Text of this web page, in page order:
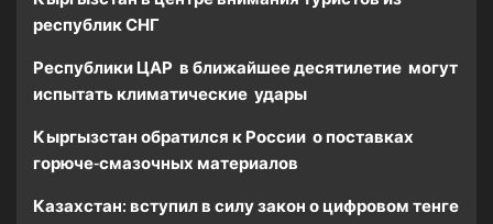
республик СНГ
Республики ЦАР в ближайшее десятилетие могут
испытать климатические удары
Кыргызстан обратился к России о поставках
горюче-смазочных материалов
Казахстан: вступил в силу закон о цифровом тенге